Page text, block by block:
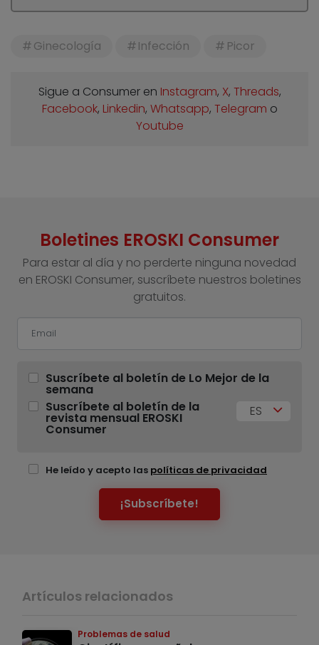
Ginecología Infección Picor
Sigue a Consumer en Instagram, X, Threads,
Facebook, Linkedin, Whatsapp, Telegram o
Youtube
Boletines EROSKI Consumer
Para estar al día y no perderte ninguna novedad
en EROSKI Consumer, suscríbete nuestros boletines
gratuitos.
Suscríbete al boletín de Lo Mejor de la
semana
Suscríbete al boletín de la
revista mensual EROSKI
Consumer
ES
He leído y acepto las políticas de privacidad
¡Subscríbete!
Artículos relacionados
Problemas de salud